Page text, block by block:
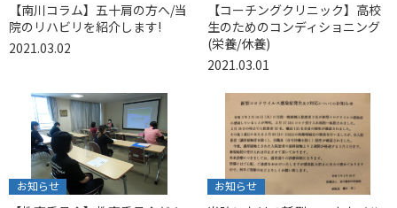
【南川コラム】五十肩の方へ/当
院のリハビリを紹介します!
2021.03.02
【コーチングクリニック】高校
生のためのコンディショニング
(栄養/休養)
2021.03.01
お知らせ お知らせ